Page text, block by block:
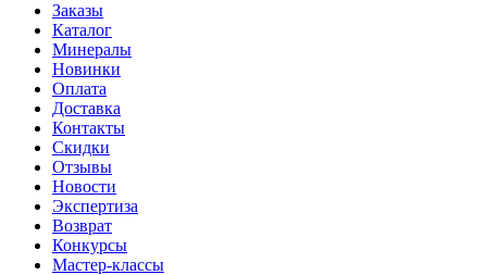
Заказы
Каталог
Минералы
Новинки
Оплата
Доставка
Контакты
Скидки
Отзывы
Новости
Экспертиза
Возврат
Конкурсы
Мастер-классы